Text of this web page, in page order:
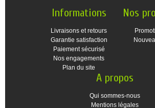
Informations
Livraisons et retours
Garantie satisfaction
Paiement sécurisé
Nos engagements
Plan du site
Nos
A propos
Qui sommes-nous
Mentions légales